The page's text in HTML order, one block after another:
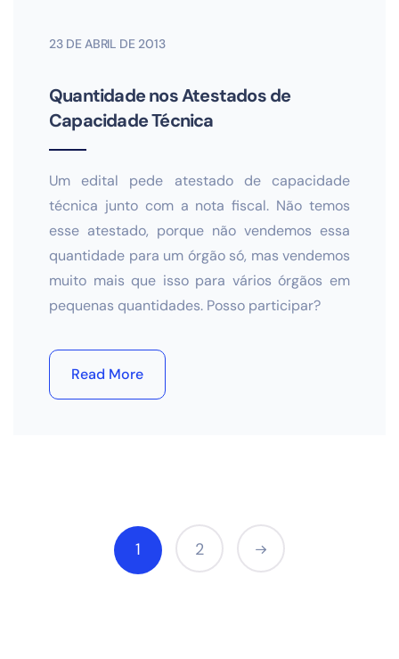
23 DE ABRIL DE 2013
Quantidade nos Atestados de
Capacidade Técnica
Um edital pede atestado de capacidade
técnica junto com a nota fiscal. Não temos
esse atestado, porque não vendemos essa
quantidade para um órgão só, mas vendemos
muito mais que isso para vários órgãos em
pequenas quantidades. Posso participar?
Read More
1 2